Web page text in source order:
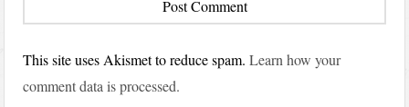
This site uses Akismet to reduce spam.Learn how your
comment data is processed.